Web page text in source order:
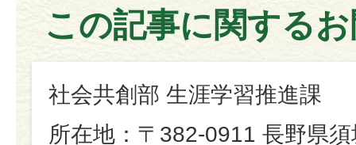
この記事に関する
社会共創部 生涯学習推進課
所在地：〒382-0911 長野県